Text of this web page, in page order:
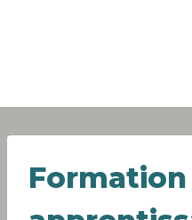
Formation